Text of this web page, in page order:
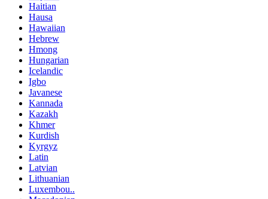
Haitian
Hausa
Hawaiian
Hebrew
Hmong
Hungarian
Icelandic
Igbo
Javanese
Kannada
Kazakh
Khmer
Kurdish
Kyrgyz
Latin
Latvian
Lithuanian
Luxembou..